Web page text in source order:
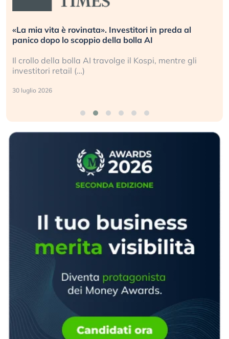
gli
Quando la finanza pesa più dell’economia
L’America sta ripetendo gli errori del 2008?
La ricchezza mondiale cresce, ma è sempre più
sganciata dall’economia reale. (…)
24 luglio 2026